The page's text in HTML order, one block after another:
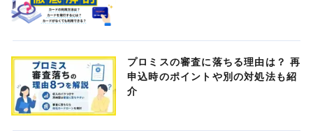
プロミスの審査に落ちる理由は？ 再
申込時のポイントや別の対処法も紹
介